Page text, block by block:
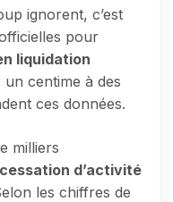
ignorent, c’est
pour
liquidation
centime à des
ces données.
milliers
cessation d’activité
les chiffres de